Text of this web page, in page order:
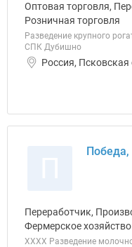
Оптовая торговля,
Розничная торговля
Разведение крупного
СПК Дубишно
Россия,
Переработчик,
Фермерское хозяйство
ХХХХ Разведение